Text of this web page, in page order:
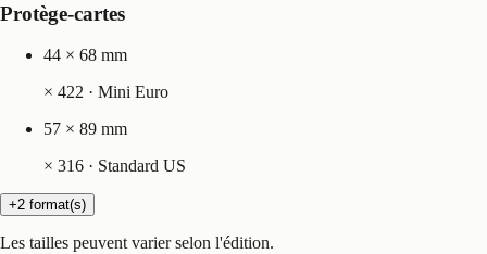
Protège-cartes
44 × 68 mm
× 422 · Mini Euro
57 × 89 mm
× 316 · Standard US
+2 format(s)
Les tailles peuvent varier selon l'édition.